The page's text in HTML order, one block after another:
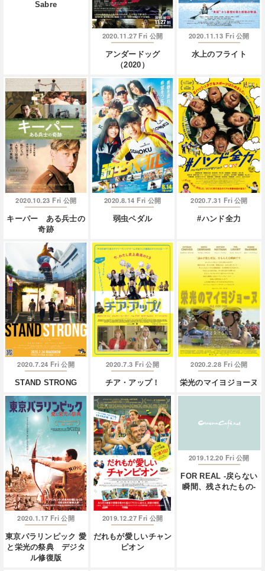
Sabre
2020.11.27 Fri 公開
アンダードッグ
（2020）
2020.11.13 Fri 公開
水上のフライト
2020.10.23 Fri 公開
キーパー ある兵士の
奇跡
2020.8.14 Fri 公開
弱虫ペダル
2020.7.31 Fri 公開
#ハンド全力
2020.7.24 Fri 公開
STAND STRONG
2020.7.3 Fri 公開
チア・アップ！
2020.2.28 Fri 公開
栄光のマイヨジョーヌ
2020.1.17 Fri 公開
東京パラリンピック 愛
と栄光の祭典 デジタ
ル修復版
2019.12.27 Fri 公開
だれもが愛しいチャン
ピオン
2019.12.20 Fri 公開
FOR REAL -戻らない
瞬間、残されたもの-